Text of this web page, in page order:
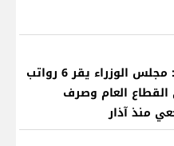
معلومات للـLBCI: مجلس الوزراء يقر 6 رواتب
العام وصرف
منذ آذار